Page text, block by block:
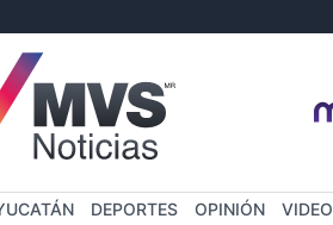
DEPORTES OPINIÓN VIDEO